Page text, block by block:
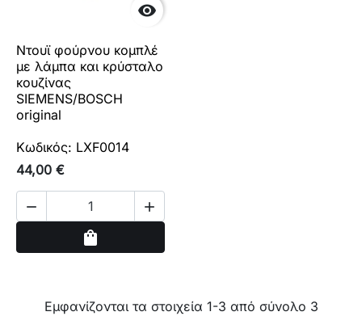

Ντουϊ φούρνου κομπλέ
με λάμπα και κρύσταλο
κουζίνας
SIEMENS/BOSCH
original
Κωδικός: LXF0014
44,00 €
 
shopping_bag
Εμφανίζονται τα στοιχεία 1-3 από σύνολο 3